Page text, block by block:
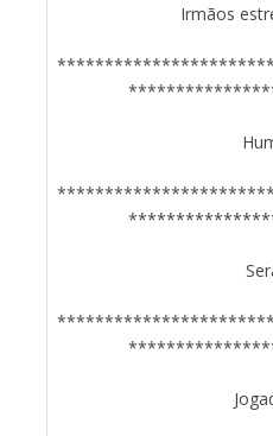
Irmãos